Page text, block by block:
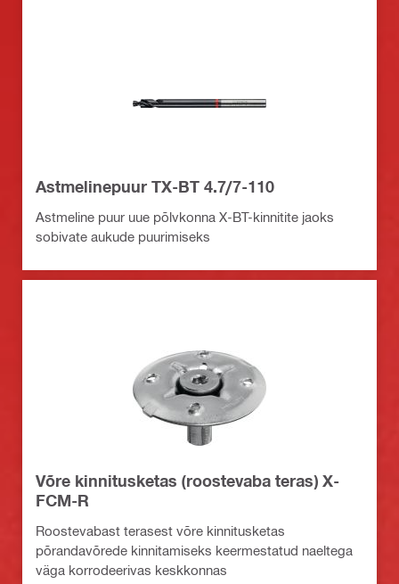
Astmelinepuur TX-BT 4.7/7-110
Astmeline puur uue põlvkonna X-BT-kinnitite jaoks
sobivate aukude puurimiseks
Võre kinnitusketas (roostevaba teras) X-
FCM-R
Roostevabast terasest võre kinnitusketas
põrandavõrede kinnitamiseks keermestatud naeltega
väga korrodeerivas keskkonnas